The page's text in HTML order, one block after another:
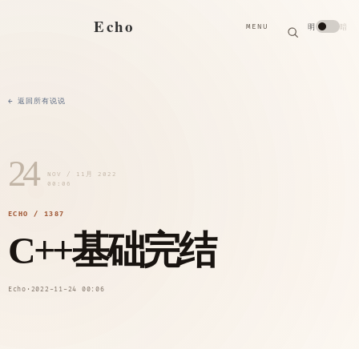
Echo MENU
索 搜
明 暗
← 返回所有说说
24
NOV / 11月 2022
00:06
ECHO / 1387
C++基础完结
Echo · 2022-11-24 00:06